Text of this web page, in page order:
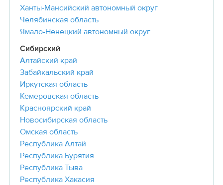
Ханты-Мансийский автономный округ
Челябинская область
Ямало-Ненецкий автономный округ
Сибирский
Алтайский край
Забайкальский край
Иркутская область
Кемеровская область
Красноярский край
Новосибирская область
Омская область
Республика Алтай
Республика Бурятия
Республика Тыва
Республика Хакасия